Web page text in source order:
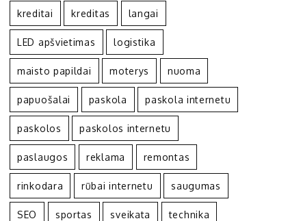
kreditai kreditas langai
LED apšvietimas logistika
maisto papildai moterys nuoma
papuošalai paskola paskola internetu
paskolos paskolos internetu
paslaugos reklama remontas
rinkodara rūbai internetu saugumas
SEO sportas sveikata technika